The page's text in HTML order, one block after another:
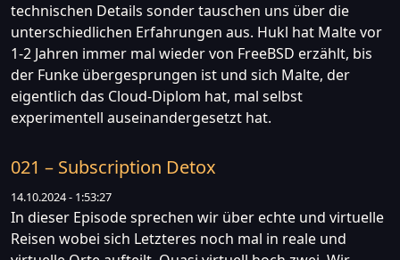
technischen Details sonder tauschen uns über die
unterschiedlichen Erfahrungen aus. Hukl hat Malte vor
1-2 Jahren immer mal wieder von FreeBSD erzählt, bis
der Funke übergesprungen ist und sich Malte, der
eigentlich das Cloud-Diplom hat, mal selbst
experimentell auseinandergesetzt hat.
021 – Subscription Detox
14.10.2024 - 1:53:27
In dieser Episode sprechen wir über echte und virtuelle
Reisen wobei sich Letzteres noch mal in reale und